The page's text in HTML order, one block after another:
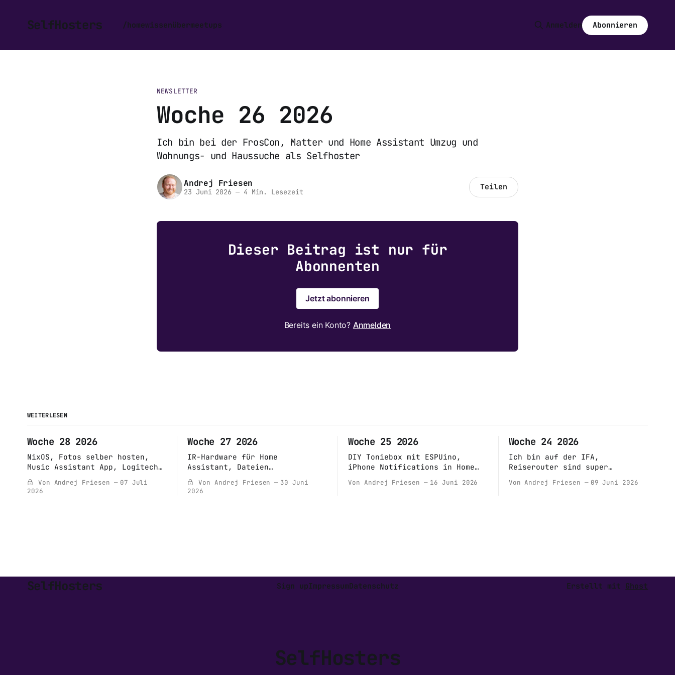
SelfHosters /homewissenübermeetups Anmelden Abonnieren
NEWSLETTER
Woche 26 2026
Ich bin bei der FrosCon, Matter und Home Assistant Umzug und
Wohnungs- und Haussuche als Selfhoster
Andrej Friesen
23 Juni 2026 —4 Min. Lesezeit Teilen
Dieser Beitrag ist nur für
Abonnenten
Jetzt abonnieren
Bereits ein Konto? Anmelden
WEITERLESEN
Woche 28 2026
NixOS, Fotos selber hosten,
Music Assistant App, Logitech
Software, Netzteile
Von Andrej Friesen
07 Juli
2026
Woche 27 2026
IR-Hardware für Home
Assistant, Dateien
synchronisieren, neuer
Armbian-Imager und jede Menge
Von Andrej Friesen
30 Juni
2026
Woche 25 2026
DIY Toniebox mit ESPUino,
iPhone Notifications in Home
Mobile App
Von Andrej Friesen 16 Juni 2026
Woche 24 2026
Ich bin auf der IFA,
Reiserouter sind super
Wissensartikel über Self-
Von Andrej Friesen 09 Juni 2026
SelfHosters Sign upImpressumDatenschutz Erstellt mit Ghost
SelfHosters